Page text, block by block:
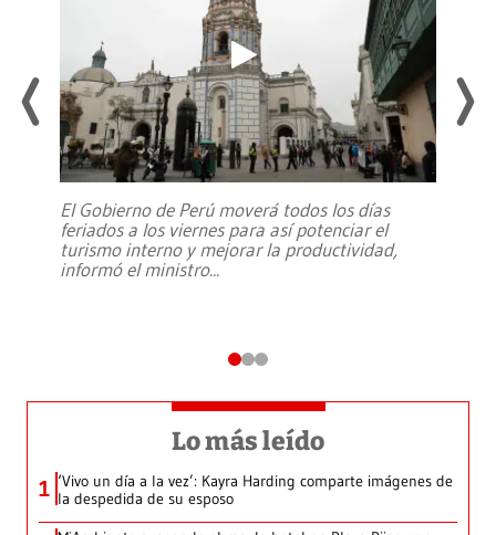
El Gobierno de Perú moverá todos los días
feriados a los viernes para así potenciar el
turismo interno y mejorar la productividad,
informó el ministro...
Lo más leído
1 ‘Vivo un día a la vez’: Kayra Harding comparte imágenes de
la despedida de su esposo